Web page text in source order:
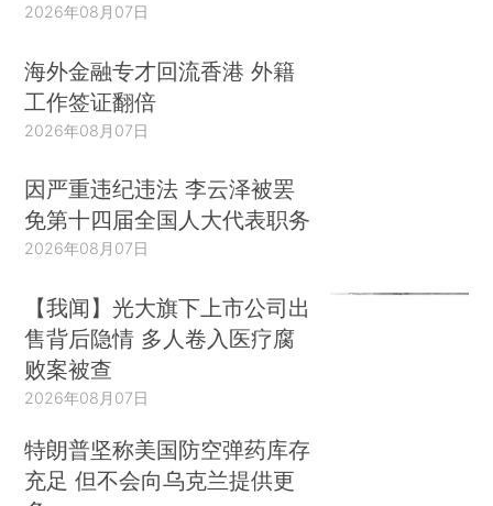
2026年08月07日
海外金融专才回流香港 外籍
工作签证翻倍
2026年08月07日
因严重违纪违法 李云泽被罢
免第十四届全国人大代表职务
2026年08月07日
【我闻】光大旗下上市公司出
售背后隐情 多人卷入医疗腐
败案被查
2026年08月07日
特朗普坚称美国防空弹药库存
充足 但不会向乌克兰提供更